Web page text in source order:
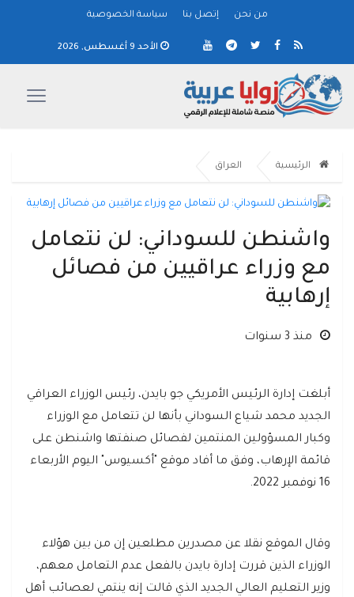
من نحن إتصل بنا سياسة الخصوصية
الأحد 9 أغسطس, 2026
الرئيسية العراق
واشنطن للسوداني: لن نتعامل
مع وزراء عراقيين من فصائل
إرهابية
منذ 3 سنوات
أبلغت إدارة الرئيس الأمريكي جو بايدن، رئيس الوزراء العراقي
الجديد محمد شياع السوداني بأنها لن تتعامل مع الوزراء
وكبار المسؤولين المنتمين لفصائل صنفتها واشنطن على
قائمة الإرهاب، وفق ما أفاد موقع "أكسيوس" اليوم الأربعاء
16 نوفمبر 2022.
وقال الموقع نقلا عن مصدرين مطلعين إن من بين هؤلاء
الوزراء الذين قررت إدارة بايدن بالفعل عدم التعامل معهم،
وزير التعليم العالي الجديد الذي قالت إنه ينتمي لعصائب أهل